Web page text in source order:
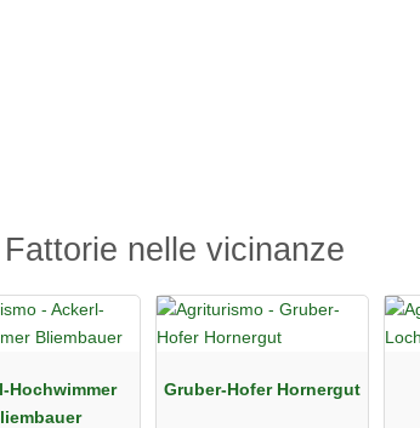
Fattorie nelle vicinanze
Hochwimmer
Gruber-Hofer Hornergut